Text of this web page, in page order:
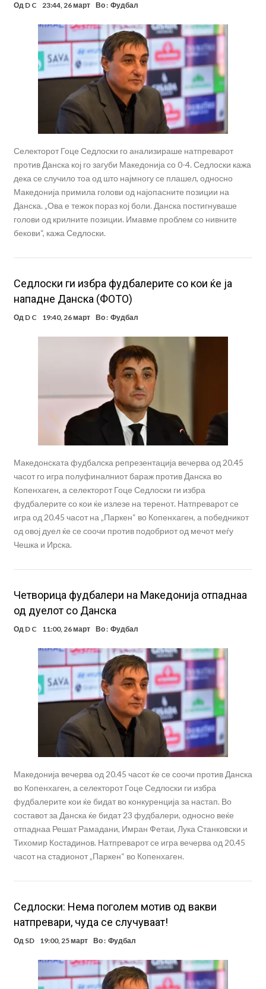
Од D C 23:44, 26 март Во : Фудбал
Селекторот Гоце Седлоски го анализираше натпреварот
против Данска кој го загуби Македонија со 0-4. Седлоски кажа
дека се случило тоа од што најмногу се плашел, односно
Македонија примила голови од најопасните позиции на
Данска. „Ова е тежок пораз кој боли. Данска постигнуваше
голови од крилните позиции. Имавме проблем со нивните
бекови“, кажа Седлоски.
Седлоски ги избра фудбалерите со кои ќе ја
нападне Данска (ФОТО)
Од D C 19:40, 26 март Во : Фудбал
Македонската фудбалска репрезентација вечерва од 20.45
часот го игра полуфиналниот бараж против Данска во
Копенхаген, а селекторот Гоце Седлоски ги избра
фудбалерите со кои ќе излезе на теренот. Натпреварот се
игра од 20.45 часот на „Паркен“ во Копенхаген, а победникот
од овој дуел ќе се соочи против подобриот од мечот меѓу
Чешка и Ирска.
Четворица фудбалери на Македонија отпаднаа
од дуелот со Данска
Од D C 11:00, 26 март Во : Фудбал
Македонија вечерва од 20.45 часот ќе се соочи против Данска
во Копенхаген, а селекторот Гоце Седлоски ги избра
фудбалерите кои ќе бидат во конкуренција за настап. Во
составот за Данска ќе бидат 23 фудбалери, односно веќе
отпаднаа Решат Рамадани, Имран Фетаи, Лука Станковски и
Тихомир Костадинов. Натпреварот се игра вечерва од 20.45
часот на стадионот „Паркен“ во Копенхаген.
Седлоски: Нема поголем мотив од вакви
натпревари, чуда се случуваат!
Од SD 19:00, 25 март Во : Фудбал